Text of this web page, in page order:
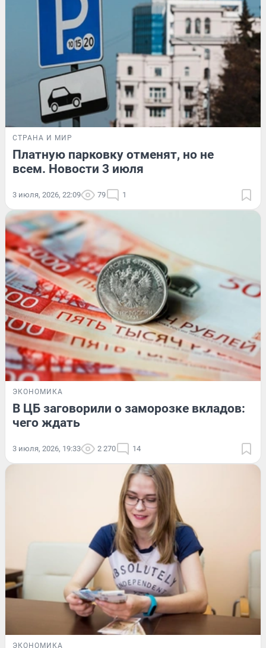
СТРАНА И МИР
Платную парковку отменят, но не
всем. Новости 3 июля
3 июля, 2026, 22:09 79 1
ЭКОНОМИКА
В ЦБ заговорили о заморозке вкладов:
чего ждать
3 июля, 2026, 19:33 2 270 14
ЭКОНОМИКА